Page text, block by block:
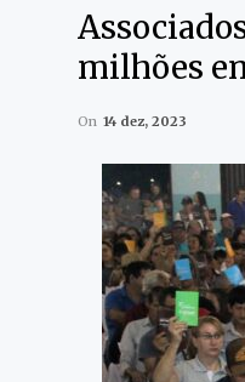
milhões
On 14 dez, 2023